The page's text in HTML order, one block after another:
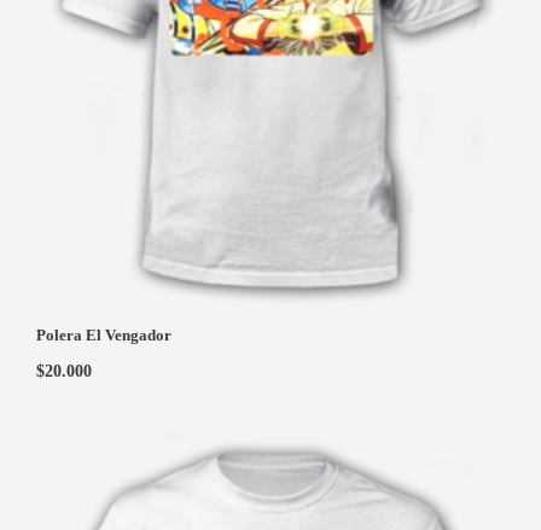
Polera El Vengador
$20.000